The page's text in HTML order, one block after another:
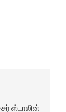
ஸ்டாலின்